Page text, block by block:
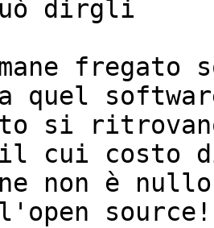
dirgli
fregato
quel
si
il cui costo
non è
source!